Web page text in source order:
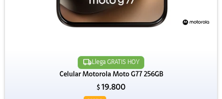
Llega GRATIS HOY
Celular Motorola Moto G77 256GB
$ 19.800